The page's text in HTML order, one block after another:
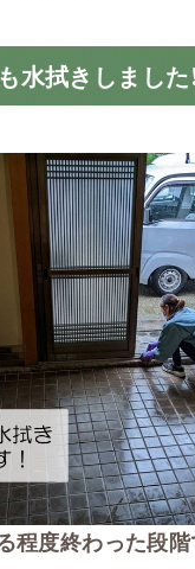
水拭きしました
程度終わった段